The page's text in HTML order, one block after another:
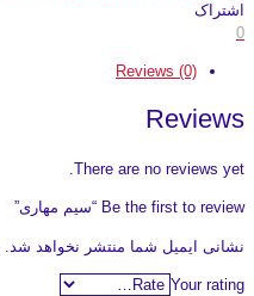
اشتراک
0
Reviews (0)
Reviews
There are no reviews yet.
Be the first to review “سیم مهاری”
نشانی ایمیل شما منتشر نخواهد شد.
Your rating